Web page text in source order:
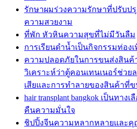
รักษาผมร่วงความรักษาที่ปรับป
ความสวยงาม
ที่พัก หัวหินความสุขที่ไม่มีวันลืม
การเรียนดำน้ำเป็นกิจกรรมท่องเ
ความปลอดภัยในการขนส่งสินค้
วิเคราะห์ว่าตู้คอนเทนเนอร์ช่วย
เสียและการทำลายของสินค้าที่ข
hair transplant bangkok เป็นทา
คืนความมั่นใจ
ชิปปิ้งจีนความหลากหลายและ